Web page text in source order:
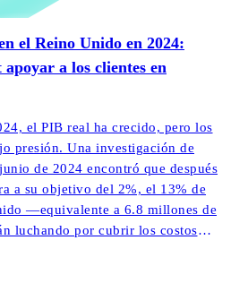
el Reino Unido en 2024:
a los clientes en
el PIB real ha crecido, pero los
presión. Una investigación de
de 2024 encontró que después
a su objetivo del 2%, el 13% de
—equivalente a 6.8 millones de
luchando por cubrir los costos